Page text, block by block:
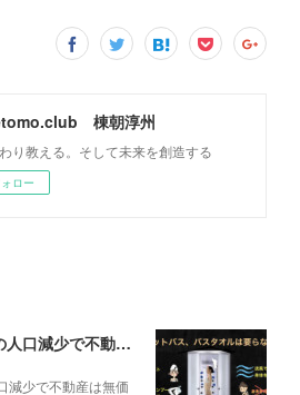
棟朝淳州
り教える。そして未来を創造する
ロー
一昨日の解説で未曽有の人口減少で不動産は無価値、昨日はそうなった時の建造物について解説、今日からはその設備について解説をして行く。
減少で不動産は無価